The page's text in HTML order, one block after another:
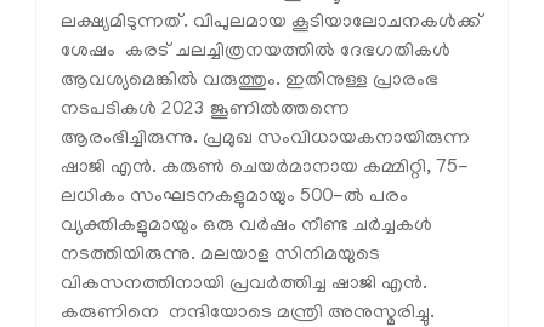
ലക്ഷ്യമിടുന്നത്. വിപുലമായ കൂടിയാലോചനകൾക്ക്
ശേഷം കരട് ചലച്ചിത്രനയത്തിൽ ദേഭഗതികൾ
ആവശ്യമെങ്കിൽ വരുത്തും. ഇതിനുള്ള പ്രാരംഭ
നടപടികൾ 2023 ജൂണിൽത്തന്നെ
ആരംഭിച്ചിരുന്നു. പ്രമുഖ സംവിധായകനായിരുന്ന
ഷാജി എൻ. കരുൺ ചെയർമാനായ കമ്മിറ്റി, 75-
ലധികം സംഘടനകളുമായും 500-ൽ പരം
വ്യക്തികളുമായും ഒരു വർഷം നീണ്ട ചർച്ചകൾ
നടത്തിയിരുന്നു. മലയാള സിനിമയുടെ
വികസനത്തിനായി പ്രവർത്തിച്ച ഷാജി എൻ.
കരുണിനെ നന്ദിയോടെ മന്ത്രി അനുസ്മരിച്ചു.